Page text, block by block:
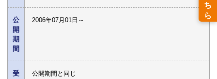
公
開
期
間
2006年07月01日～
受
公開期間と同じ